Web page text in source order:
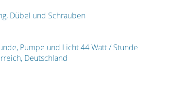
Dübel und Schrauben
Pumpe und Licht 44 Watt / Stunde
Deutschland